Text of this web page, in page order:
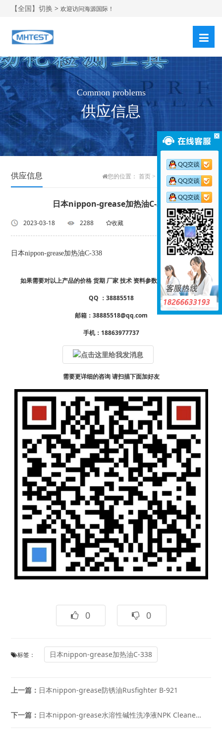
【全国】切换 >欢迎访问海源国际！
Common problems
供应信息
供应信息 您的位置： 首页> 产品归类>供应信息
日本nippon-grease加热油C-338
2023-03-18 2288 收藏 返回列表
日本nippon-grease加热油C-338
如果需要对以上产品的价格 货期 厂家 技术 资料参数样册 详情请咨询
QQ ：38885518
邮箱：38885518@qq.com
手机：18863977737
需要更详细的咨询 请扫描下面加好友
0 0
标签： 日本nippon-grease加热油C-338
上一篇： 日本nippon-grease防锈油Rusfighter B-921
下一篇： 日本nippon-grease水溶性碱性洗净液NPK Cleaners 4010